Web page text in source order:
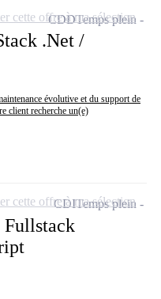
.Net /
évolutive et du support de
client recherche un(e)
CDDTemps plein
cette offre à ma sélection
Fullstack
CDITemps plein
cette offre à ma sélection